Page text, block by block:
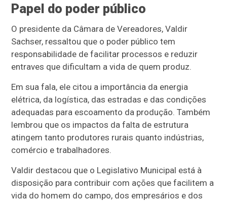
Papel do poder público
O presidente da Câmara de Vereadores, Valdir
Sachser, ressaltou que o poder público tem
responsabilidade de facilitar processos e reduzir
entraves que dificultam a vida de quem produz.
Em sua fala, ele citou a importância da energia
elétrica, da logística, das estradas e das condições
adequadas para escoamento da produção. Também
lembrou que os impactos da falta de estrutura
atingem tanto produtores rurais quanto indústrias,
comércio e trabalhadores.
Valdir destacou que o Legislativo Municipal está à
disposição para contribuir com ações que facilitem a
vida do homem do campo, dos empresários e dos